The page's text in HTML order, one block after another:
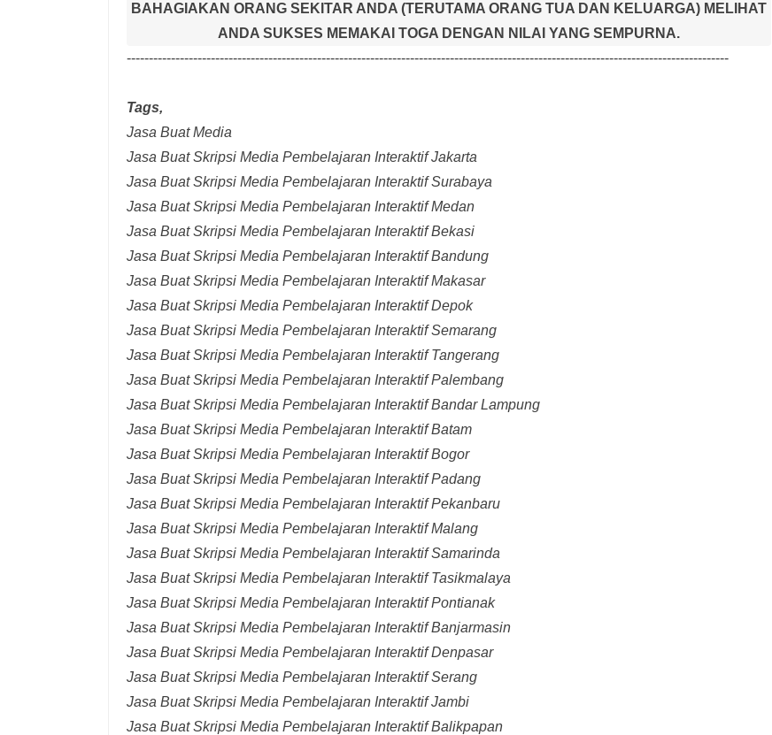
BAHAGIAKAN ORANG SEKITAR ANDA (TERUTAMA ORANG TUA DAN KELUARGA) MELIHAT
ANDA SUKSES MEMAKAI TOGA DENGAN NILAI YANG SEMPURNA.
----------------------------------------------------------------------------------------------------------------------------------------
Tags,
Jasa Buat Media
Jasa Buat Skripsi Media Pembelajaran Interaktif Jakarta
Jasa Buat Skripsi Media Pembelajaran Interaktif Surabaya
Jasa Buat Skripsi Media Pembelajaran Interaktif Medan
Jasa Buat Skripsi Media Pembelajaran Interaktif Bekasi
Jasa Buat Skripsi Media Pembelajaran Interaktif Bandung
Jasa Buat Skripsi Media Pembelajaran Interaktif Makasar
Jasa Buat Skripsi Media Pembelajaran Interaktif Depok
Jasa Buat Skripsi Media Pembelajaran Interaktif Semarang
Jasa Buat Skripsi Media Pembelajaran Interaktif Tangerang
Jasa Buat Skripsi Media Pembelajaran Interaktif Palembang
Jasa Buat Skripsi Media Pembelajaran Interaktif Bandar Lampung
Jasa Buat Skripsi Media Pembelajaran Interaktif Batam
Jasa Buat Skripsi Media Pembelajaran Interaktif Bogor
Jasa Buat Skripsi Media Pembelajaran Interaktif Padang
Jasa Buat Skripsi Media Pembelajaran Interaktif Pekanbaru
Jasa Buat Skripsi Media Pembelajaran Interaktif Malang
Jasa Buat Skripsi Media Pembelajaran Interaktif Samarinda
Jasa Buat Skripsi Media Pembelajaran Interaktif Tasikmalaya
Jasa Buat Skripsi Media Pembelajaran Interaktif Pontianak
Jasa Buat Skripsi Media Pembelajaran Interaktif Banjarmasin
Jasa Buat Skripsi Media Pembelajaran Interaktif Denpasar
Jasa Buat Skripsi Media Pembelajaran Interaktif Serang
Jasa Buat Skripsi Media Pembelajaran Interaktif Jambi
Jasa Buat Skripsi Media Pembelajaran Interaktif Balikpapan